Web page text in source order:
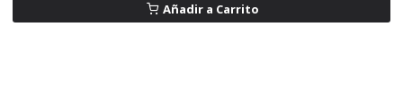
Añadir a Carrito